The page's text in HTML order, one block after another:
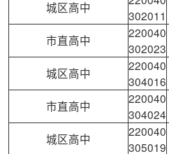
城区高中
302011
市直高中
220040
302023
城区高中
220040
304016
市直高中
220040
304024
城区高中
220040
305019